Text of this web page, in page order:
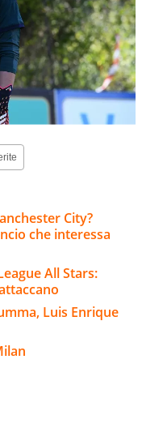
City?
che interessa
All Stars:
Luis Enrique